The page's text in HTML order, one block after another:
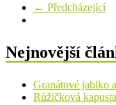
← Předcházející
Nejnovější
Granátové jablko
Růžičková